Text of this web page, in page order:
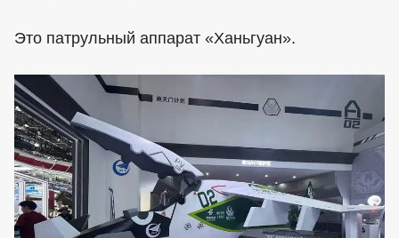
Это патрульный аппарат «Ханьгуан».